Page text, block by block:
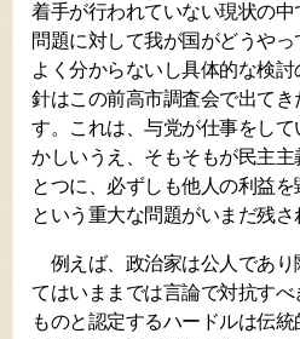
着手が行われていない現状の
問題に対して我が国がどうや
よく分からないし具体的な検
針はこの前高市調査会で出て
す。これは、与党が仕事をし
かしいうえ、そもそもが民主
とつに、必ずしも他人の利益
という重大な問題がいまだ残
例えば、政治家は公人であり
てはいままでは言論で対抗す
ものと認定するハードルは伝